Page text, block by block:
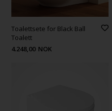
Toalettsete for Black Ball
Toalett
4.248,00 NOK